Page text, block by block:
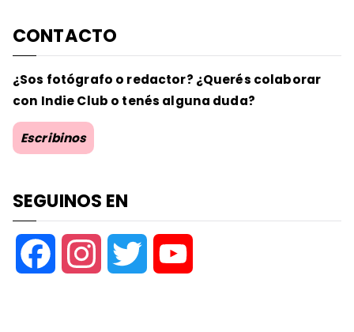
CONTACTO
¿Sos fotógrafo o redactor? ¿Querés colaborar
con Indie Club o tenés alguna duda?
Escribinos
SEGUINOS EN